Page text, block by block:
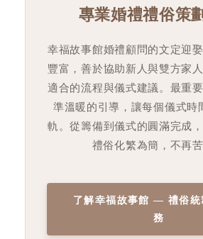
專業婚禮禮俗策
幸福故事館婚禮顧問的文定迎
豐富，善於協助新人與雙方家
適合的流程與儀式建議。最重
準溫暖的引導，讓每個儀式時
軌。從籌備到儀式的圓滿完成
禮俗化繁為簡，不再苦
了解幸福故事館 — 禮俗統
務